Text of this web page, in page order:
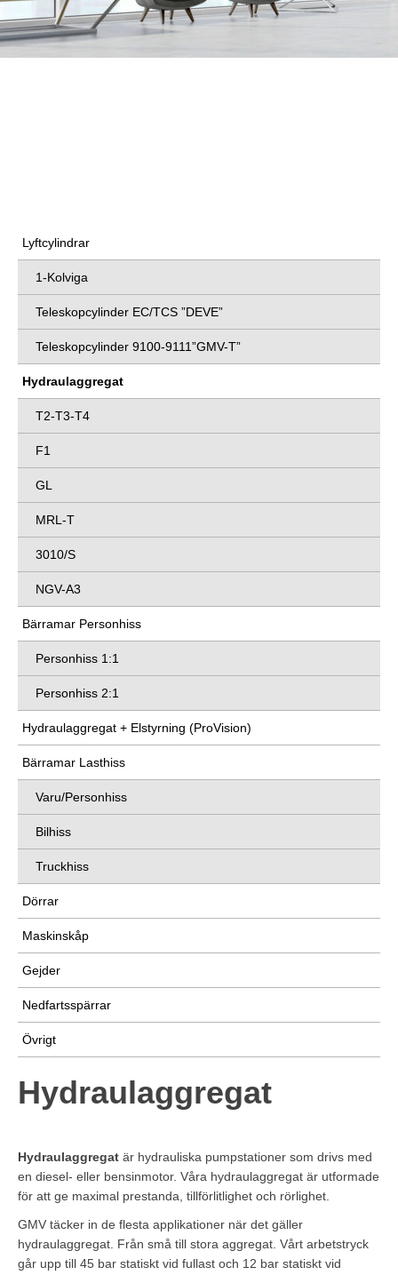
Lyftcylindrar
1-Kolviga
Teleskopcylinder EC/TCS ”DEVE”
Teleskopcylinder 9100-9111”GMV-T”
Hydraulaggregat
T2-T3-T4
F1
GL
MRL-T
3010/S
NGV-A3
Bärramar Personhiss
Personhiss 1:1
Personhiss 2:1
Hydraulaggregat + Elstyrning (ProVision)
Bärramar Lasthiss
Varu/Personhiss
Bilhiss
Truckhiss
Dörrar
Maskinskåp
Gejder
Nedfartsspärrar
Övrigt
Hydraulaggregat
Hydraulaggregat är hydrauliska pumpstationer som drivs med
en diesel- eller bensinmotor. Våra hydraulaggregat är utformade
för att ge maximal prestanda, tillförlitlighet och rörlighet.
GMV täcker in de flesta applikationer när det gäller
hydraulaggregat. Från små till stora aggregat. Vårt arbetstryck
går upp till 45 bar statiskt vid fullast och 12 bar statiskt vid